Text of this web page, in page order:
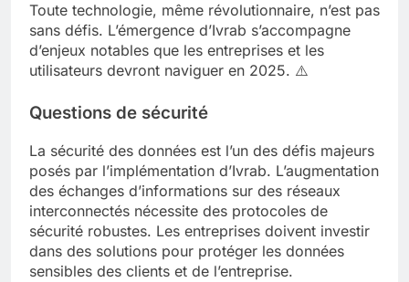
Toute technologie, même révolutionnaire, n’est pas
sans défis. L’émergence d’Ivrab s’accompagne
d’enjeux notables que les entreprises et les
utilisateurs devront naviguer en 2025. ⚠️
Questions de sécurité
La sécurité des données est l’un des défis majeurs
posés par l’implémentation d’Ivrab. L’augmentation
des échanges d’informations sur des réseaux
interconnectés nécessite des protocoles de
sécurité robustes. Les entreprises doivent investir
dans des solutions pour protéger les données
sensibles des clients et de l’entreprise.